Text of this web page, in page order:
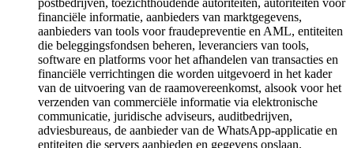
postbedrijven, toezichthoudende autoriteiten, autoriteiten voor
financiële informatie, aanbieders van marktgegevens,
aanbieders van tools voor fraudepreventie en AML, entiteiten
die beleggingsfondsen beheren, leveranciers van tools,
software en platforms voor het afhandelen van transacties en
financiële verrichtingen die worden uitgevoerd in het kader
van de uitvoering van de raamovereenkomst, alsook voor het
verzenden van commerciële informatie via elektronische
communicatie, juridische adviseurs, auditbedrijven,
adviesbureaus, de aanbieder van de WhatsApp-applicatie en
entiteiten die servers aanbieden en gegevens opslaan.